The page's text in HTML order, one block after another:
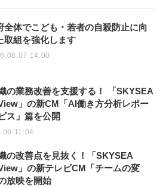
全体でこども・若者の自殺防止に向
取組を強化します
14:00
の業務改善を支援する！ 「SKYSEA
」の新CM「AI働き方分析レポー
ス」篇を公開
11:04
の改善点を見抜く！「SKYSEA
」の新テレビCM「チームの変
放映を開始